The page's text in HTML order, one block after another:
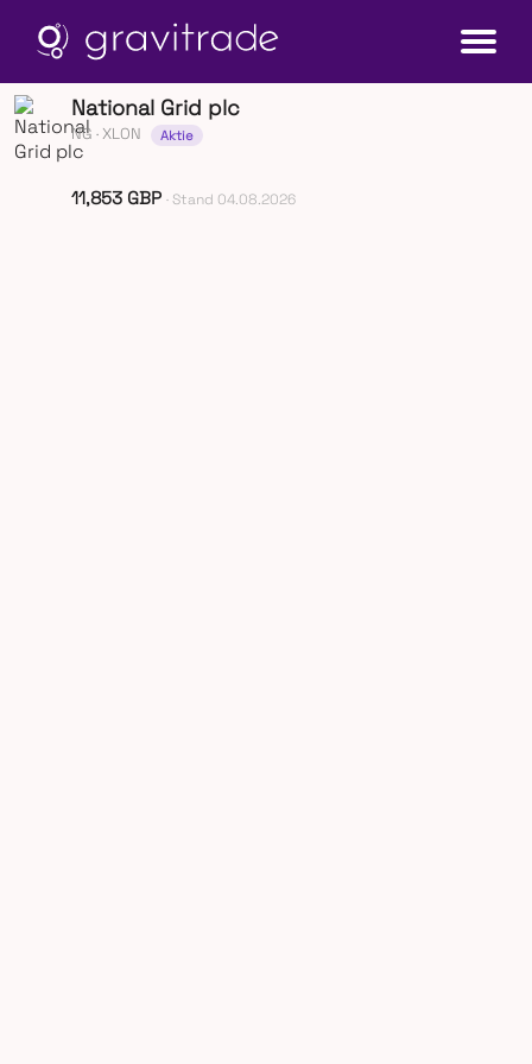
National Grid plc
NG · XLON Aktie
11,853 GBP · Stand 04.08.2026